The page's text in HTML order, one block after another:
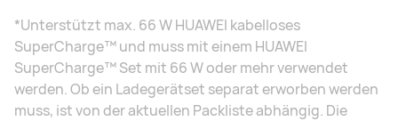
*Unterstützt max. 66 W HUAWEI kabelloses
SuperCharge™ und muss mit einem HUAWEI
SuperCharge™ Set mit 66 W oder mehr verwendet
werden. Ob ein Ladegerätset separat erworben werden
muss, ist von der aktuellen Packliste abhängig. Die